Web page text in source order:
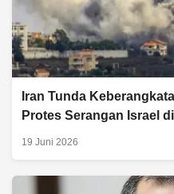
Iran Tunda
Protes Serangan Israel
19 Juni 2026